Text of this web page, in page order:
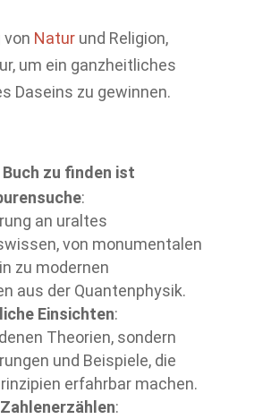
von Naturund Religion,
um ein ganzheitliches
Daseins zu gewinnen.
zu finden ist
:
an uraltes
von monumentalen
zu modernen
aus der Quantenphysik.
Einsichten:
Theorien, sondern
und Beispiele, die
erfahrbar machen.
: